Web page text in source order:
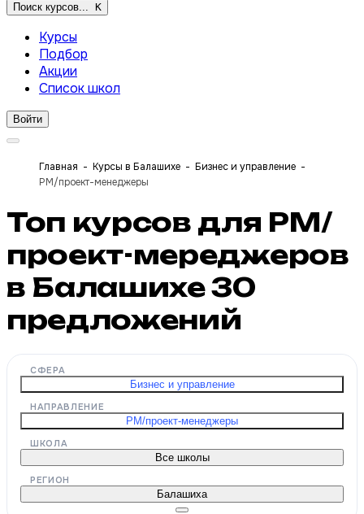
Поиск курсов... K
Курсы
Подбор
Акции
Список школ
Войти
Главная Курсы в Балашихе
Бизнес и управление
PM/проект-менеджеры
Топ курсов для PM/
проект-мереджеров
в Балашихе30
предложений
СФЕРА
Бизнес и управление
НАПРАВЛЕНИЕ
PM/проект-менеджеры
ШКОЛА
Все школы
РЕГИОН
Балашиха